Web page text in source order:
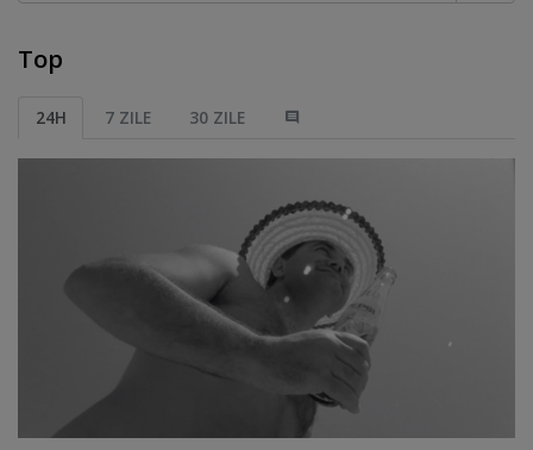
Top
24H 7 ZILE 30 ZILE